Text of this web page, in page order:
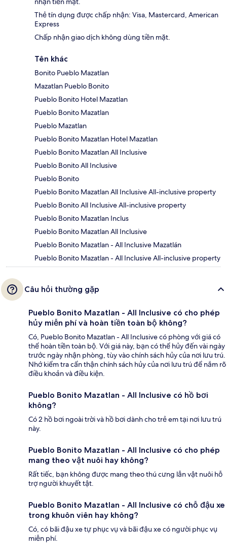
Thẻ tín dụng được chấp nhận: Visa, Mastercard, American
Express
Chấp nhận giao dịch không dùng tiền mặt.
Tên khác
Bonito Pueblo Mazatlan
Mazatlan Pueblo Bonito
Pueblo Bonito Hotel Mazatlan
Pueblo Bonito Mazatlan
Pueblo Mazatlan
Pueblo Bonito Mazatlan Hotel Mazatlan
Pueblo Bonito Mazatlan All Inclusive
Pueblo Bonito All Inclusive
Pueblo Bonito
Pueblo Bonito Mazatlan All Inclusive All-inclusive property
Pueblo Bonito All Inclusive All-inclusive property
Pueblo Bonito Mazatlan Inclus
Pueblo Bonito Mazatlan All Inclusive
Pueblo Bonito Mazatlan - All Inclusive Mazatlán
Pueblo Bonito Mazatlan - All Inclusive All-inclusive property
Câu hỏi thường gặp
Pueblo Bonito Mazatlan - All Inclusive có cho phép
hủy miễn phí và hoàn tiền toàn bộ không?
Có, Pueblo Bonito Mazatlan - All Inclusive có phòng với giá có
thể hoàn tiền toàn bộ. Với giá này, bạn có thể hủy đến vài ngày
trước ngày nhận phòng, tùy vào chính sách hủy của nơi lưu trú.
Nhớ kiểm tra cẩn thận chính sách hủy của nơi lưu trú để nắm rõ
điều khoản và điều kiện.
Pueblo Bonito Mazatlan - All Inclusive có hồ bơi
không?
Có 2 hồ bơi ngoài trời và hồ bơi dành cho trẻ em tại nơi lưu trú
này.
Pueblo Bonito Mazatlan - All Inclusive có cho phép
mang theo vật nuôi hay không?
Rất tiếc, bạn không được mang theo thú cưng lẫn vật nuôi hỗ
trợ người khuyết tật.
Pueblo Bonito Mazatlan - All Inclusive có chỗ đậu xe
trong khuôn viên hay không?
Có, có bãi đậu xe tự phục vụ và bãi đậu xe có người phục vụ
miễn phí.